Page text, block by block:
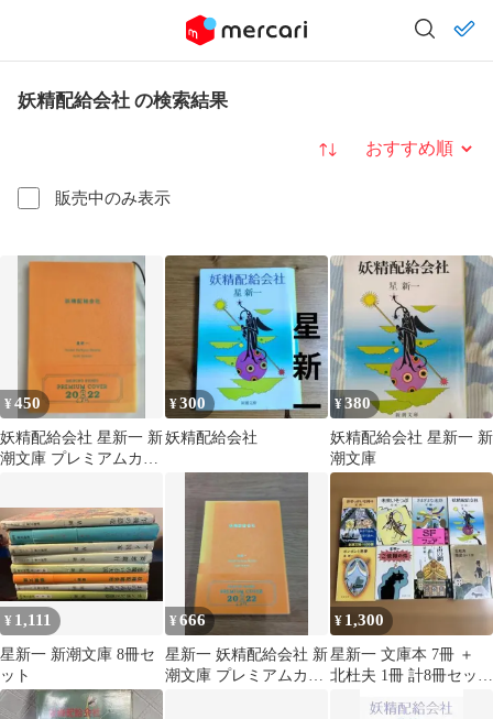
妖精配給会社 の検索結果
販売中のみ表示
並び替え
¥450
妖精配給会社 星新一 新
潮文庫 プレミアムカバ
¥300
妖精配給会社
¥380
妖精配給会社 星新一 新
潮文庫
¥ 1,111
星新一 新潮文庫 8冊セ
ット
¥666
星新一 妖精配給会社 新
潮文庫 プレミアムカバ
¥ 1,300
星新一 文庫本 7冊 ＋
北杜夫 1冊 計8冊セット